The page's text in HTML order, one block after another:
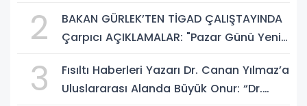
2
BAKAN GÜRLEK’TEN TİGAD ÇALIŞTAYINDA
Çarpıcı AÇIKLAMALAR: "Pazar Günü Yeni
3
Fısıltı Haberleri Yazarı Dr. Canan Yılmaz’a
Uluslararası Alanda Büyük Onur: “Dr.